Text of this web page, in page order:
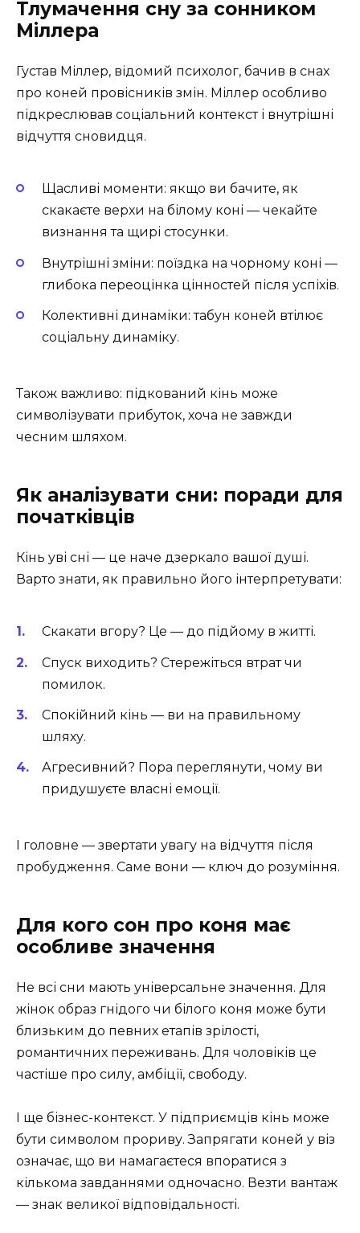
Тлумачення сну за сонником
Міллера
Густав Міллер, відомий психолог, бачив в снах
про коней провісників змін. Міллер особливо
підкреслював соціальний контекст і внутрішні
відчуття сновидця.
Щасливі моменти: якщо ви бачите, як
скакаєте верхи на білому коні — чекайте
визнання та щирі стосунки.
Внутрішні зміни: поїздка на чорному коні —
глибока переоцінка цінностей після успіхів.
Колективні динаміки: табун коней втілює
соціальну динаміку.
Також важливо: підкований кінь може
символізувати прибуток, хоча не завжди
чесним шляхом.
Як аналізувати сни: поради для
початківців
Кінь уві сні — це наче дзеркало вашої душі.
Варто знати, як правильно його інтерпретувати:
Скакати вгору? Це — до підйому в житті.
Спуск виходить? Стережіться втрат чи
помилок.
Спокійний кінь — ви на правильному
шляху.
Агресивний? Пора переглянути, чому ви
придушуєте власні емоції.
І головне — звертати увагу на відчуття після
пробудження. Саме вони — ключ до розуміння.
Для кого сон про коня має
особливе значення
Не всі сни мають універсальне значення. Для
жінок образ гнідого чи білого коня може бути
близьким до певних етапів зрілості,
романтичних переживань. Для чоловіків це
частіше про силу, амбіції, свободу.
І ще бізнес-контекст. У підприємців кінь може
бути символом прориву. Запрягати коней у віз
означає, що ви намагаєтеся впоратися з
кількома завданнями одночасно. Везти вантаж
— знак великої відповідальності.